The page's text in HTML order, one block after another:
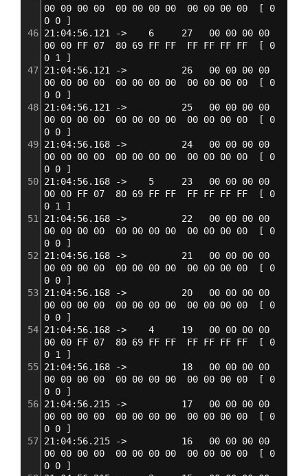
00 00 00 00  00 00 00 00  00 00 00 00
[
0
0 0
]
46 21:04:56.121 ->    6     27   00 00 00 00
00 00 FF 07  80 69 FF FF  FF FF FF FF
[
0
0 1
]
47 21:04:56.121 ->          26   00 00 00 00
00 00 00 00  00 00 00 00  00 00 00 00
[
0
0 0
]
48 21:04:56.121 ->          25   00 00 00 00
00 00 00 00  00 00 00 00  00 00 00 00
[
0
0 0
]
49 21:04:56.168 ->          24   00 00 00 00
00 00 00 00  00 00 00 00  00 00 00 00
[
0
0 0
]
50 21:04:56.168 ->    5     23   00 00 00 00
00 00 FF 07  80 69 FF FF  FF FF FF FF
[
0
0 1
]
51
21:04:56.168 ->          22   00 00 00 00
00 00 00 00  00 00 00 00  00 00 00 00
[
0
0 0
]
52
21:04:56.168 ->          21   00 00 00 00
00 00 00 00  00 00 00 00  00 00 00 00
[
0
0 0
]
53 21:04:56.168 ->          20   00 00 00 00
00 00 00 00  00 00 00 00  00 00 00 00
[
0
0 0
]
54 21:04:56.168 ->    4     19   00 00 00 00
00 00 FF 07  80 69 FF FF  FF FF FF FF
[
0
0 1
]
55 21:04:56.168 ->          18   00 00 00 00
00 00 00 00  00 00 00 00  00 00 00 00
[
0
0 0
]
56 21:04:56.215 ->          17   00 00 00 00
00 00 00 00  00 00 00 00  00 00 00 00
[
0
0 0
]
57 21:04:56.215 ->          16   00 00 00 00
00 00 00 00  00 00 00 00  00 00 00 00
[
0
0 0
]